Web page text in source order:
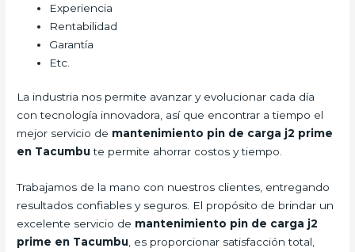
Experiencia
Rentabilidad
Garantía
Etc.
La industria nos permite avanzar y evolucionar cada día
con tecnología innovadora, así que encontrar a tiempo el
mejor servicio de mantenimiento pin de carga j2 prime
en Tacumbute permite ahorrar costos y tiempo.
Trabajamos de la mano con nuestros clientes, entregando
resultados confiables y seguros. El propósito de brindar un
excelente servicio de mantenimiento pin de carga j2
prime en Tacumbu , es proporcionar satisfacción total,